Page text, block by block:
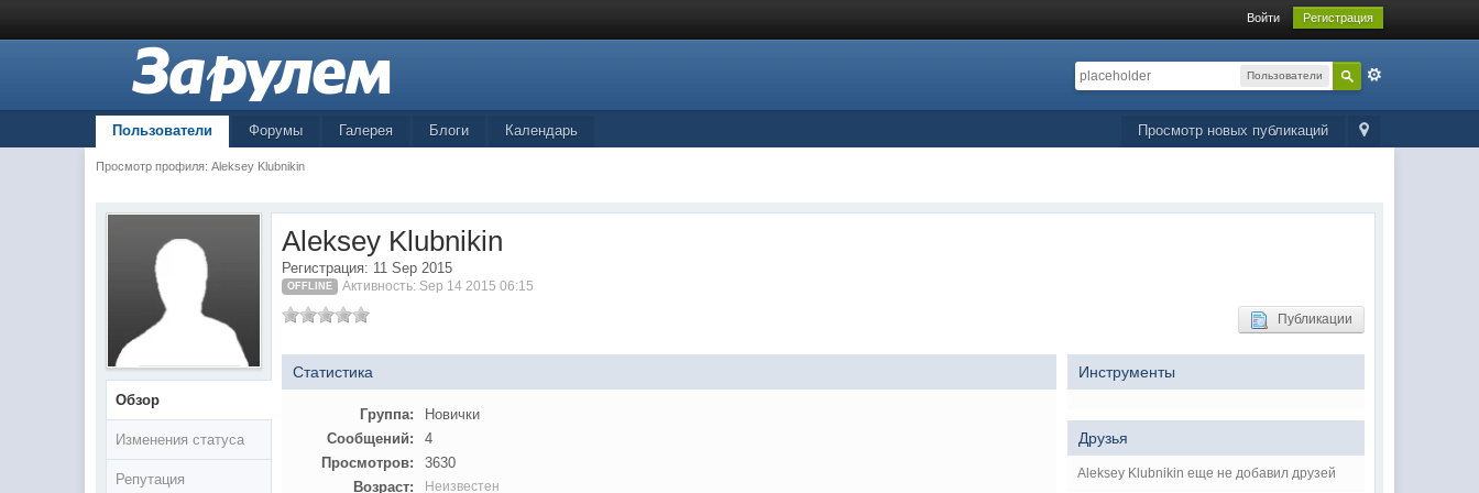
Войти Регистрация
Пользователи
Просмотр новых публикаций
Пользователи Форумы Галерея Блоги Календарь
Просмотр профиля: Aleksey Klubnikin
Обзор
Изменения статуса
Репутация
Aleksey Klubnikin
Регистрация: 11 Sep 2015
OFFLINE Активность: Sep 14 2015 06:15
Публикации
Статистика
Группа:
Новички
Сообщений:
4
Просмотров:
3630
Возраст:
Неизвестен
Инструменты
Друзья
Aleksey Klubnikin еще не добавил друзей